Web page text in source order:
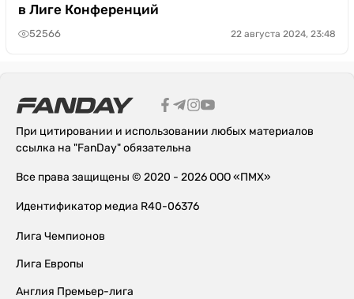
в Лиге Конференций
52566 22 августа 2024, 23:48
При цитировании и использовании любых материалов
ссылка на "FanDay" обязательна
Все права защищены © 2020 - 2026 ООО «ПМХ»
Идентификатор медиа R40-06376
Лига Чемпионов
Лига Европы
Англия Премьер-лига